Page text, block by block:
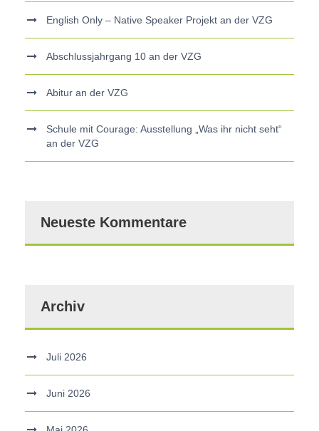
English Only – Native Speaker Projekt an der VZG
Abschlussjahrgang 10 an der VZG
Abitur an der VZG
Schule mit Courage: Ausstellung „Was ihr nicht seht“
an der VZG
Neueste Kommentare
Archiv
Juli 2026
Juni 2026